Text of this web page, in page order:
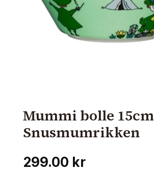
Mummi bolle 15cm
Snusmumrikken
299.00 kr